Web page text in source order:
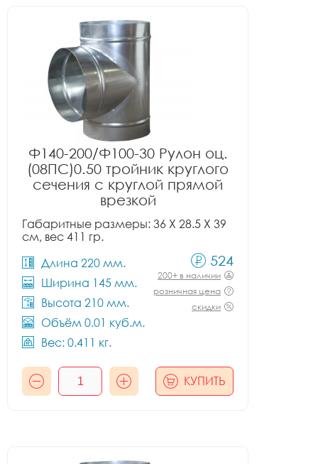
Ф140-200/Ф100-30 Рулон оц.
(08ПС)0.50 тройник круглого
сечения с круглой прямой
врезкой
Габаритные размеры: 36 X 28.5 X 39
см, вес 411 гр.
Длина 220 мм.
Ширина 145 мм.
Высота 210 мм.
Объём 0.01 куб.м.
Вес: 0.411 кг.
524
200+ в наличии
розничная цена
скидки
КУПИТЬ